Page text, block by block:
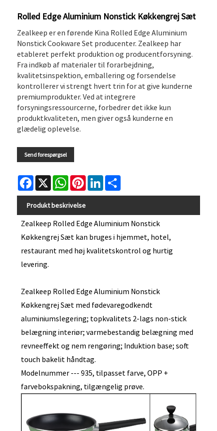
Rolled Edge Aluminium Nonstick Køkkengrej Sæt
Zealkeep er en førende Kina Rolled Edge Aluminium
Nonstick Cookware Set producenter. Zealkeep har
etableret perfekt produktion og producentforsyning.
Fra indkøb af materialer til forarbejdning,
kvalitetsinspektion, emballering og forsendelse
kontrollerer vi strengt hvert trin for at give kunderne
premiumprodukter. Ved at integrere
forsyningsressourcerne, forbedrer det ikke kun
produktkvaliteten, men giver også kunderne en
glædelig oplevelse.
Send forespørgsel
Facebook
X WhatsAppPinterestLinkedIn
Produkt beskrivelse
Zealkeep Rolled Edge Aluminium Nonstick
Køkkengrej Sæt kan bruges i hjemmet, hotel,
restaurant med høj kvalitetskontrol og hurtig
levering.
Zealkeep Rolled Edge Aluminium Nonstick
Køkkengrej Sæt med fødevaregodkendt
aluminiumslegering; topkvalitets 2-lags non-stick
belægning interiør; varmebestandig belægning med
revneeffekt og nem rengøring; Induktion base; soft
touch bakelit håndtag.
Modelnummer --- 935, tilpasset farve, OPP +
farvebokspakning, tilgængelig prøve.